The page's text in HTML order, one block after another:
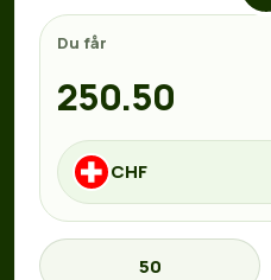
Du får
CHF
50